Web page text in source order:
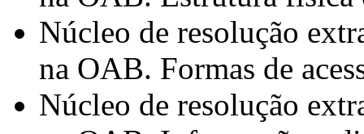
Núcleo de resolução
na OAB. Formas de
Núcleo de resolução